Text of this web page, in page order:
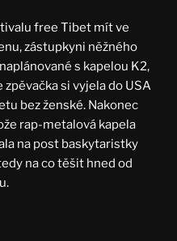
free Tibet mít ve
zástupkyni něžného
s kapelou K2,
si vyjela do USA
bez ženské. Nakonec
rap-metalová kapela
na post baskytaristky
na co těšit hned od